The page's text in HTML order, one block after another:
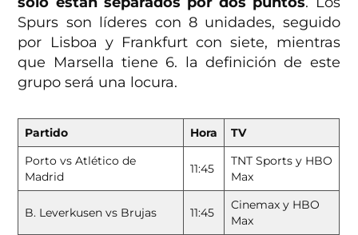
Spurs son líderes con 8 unidades, seguido
por Lisboa y Frankfurt con siete, mientras
que Marsella tiene 6. la definición de este
grupo será una locura.
Partido Hora
TV
Porto vs Atlético de
Madrid
11:45
TNT Sports y HBO
Max
B. Leverkusen vs Brujas 11:45
Cinemax y HBO
Max